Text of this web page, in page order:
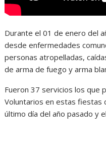
Durante el 01 de enero del
desde enfermedades
personas atropelladas,
de arma de fuego y arma
Fueron 37 servicios los que
Voluntarios en estas fiestas
último día del año pasado y